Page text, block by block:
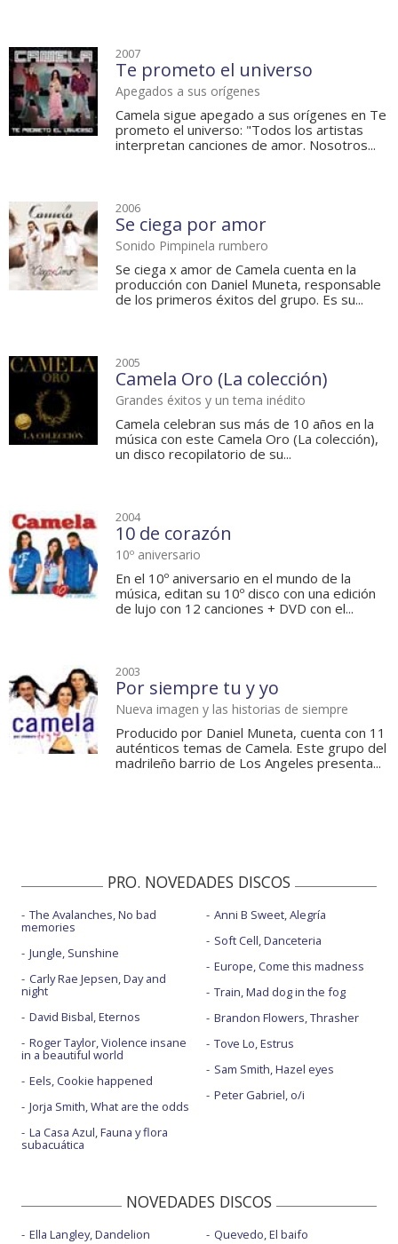
2007
Te prometo el universo
Apegados a sus orígenes
Camela sigue apegado a sus orígenes en Te
prometo el universo: "Todos los artistas
interpretan canciones de amor. Nosotros...
2006
Se ciega por amor
Sonido Pimpinela rumbero
Se ciega x amor de Camela cuenta en la
producción con Daniel Muneta, responsable
de los primeros éxitos del grupo. Es su...
2005
Camela Oro (La colección)
Grandes éxitos y un tema inédito
Camela celebran sus más de 10 años en la
música con este Camela Oro (La colección),
un disco recopilatorio de su...
2004
10 de corazón
10º aniversario
En el 10º aniversario en el mundo de la
música, editan su 10º disco con una edición
de lujo con 12 canciones + DVD con el...
2003
Por siempre tu y yo
Nueva imagen y las historias de siempre
Producido por Daniel Muneta, cuenta con 11
auténticos temas de Camela. Este grupo del
madrileño barrio de Los Angeles presenta...
PRO. NOVEDADES DISCOS
The Avalanches, No bad
memories
Jungle, Sunshine
Carly Rae Jepsen, Day and
night
David Bisbal, Eternos
Roger Taylor, Violence insane
in a beautiful world
Eels, Cookie happened
Jorja Smith, What are the odds
La Casa Azul, Fauna y flora
subacuática
Anni B Sweet, Alegría
Soft Cell, Danceteria
Europe, Come this madness
Train, Mad dog in the fog
Brandon Flowers, Thrasher
Tove Lo, Estrus
Sam Smith, Hazel eyes
Peter Gabriel, o/i
NOVEDADES DISCOS
Ella Langley, Dandelion
Quevedo, El baifo